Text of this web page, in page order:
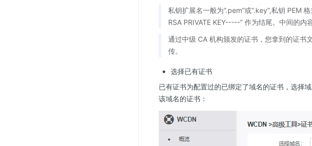
私钥扩展名一般为“.pem”或“.key”,私钥 PEM
RSA PRIVATE KEY-----” 作为结尾。中间的
通过中级 CA 机构颁发的证书，您拿到的证书
传。
选择已有证书
已有证书为配置过的已绑定了域名的证书，选择
该域名的证书：